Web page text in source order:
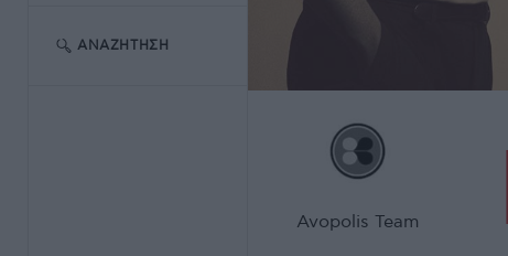
ΑΝΑΖΉΤΗΣΗ
Avopolis Team